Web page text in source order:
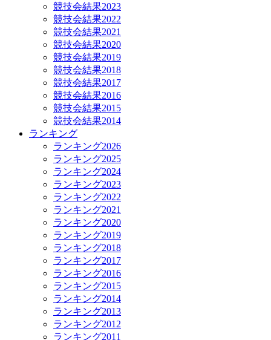
競技会結果2023
競技会結果2022
競技会結果2021
競技会結果2020
競技会結果2019
競技会結果2018
競技会結果2017
競技会結果2016
競技会結果2015
競技会結果2014
ランキング
ランキング2026
ランキング2025
ランキング2024
ランキング2023
ランキング2022
ランキング2021
ランキング2020
ランキング2019
ランキング2018
ランキング2017
ランキング2016
ランキング2015
ランキング2014
ランキング2013
ランキング2012
ランキング2011